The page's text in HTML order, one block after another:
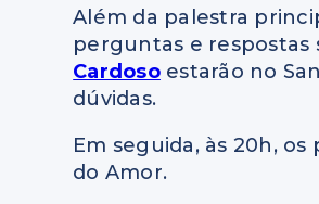
Além da palestra
perguntas e respostas
Cardosoestarão no
dúvidas.
Em seguida, às 20h, os
do Amor.